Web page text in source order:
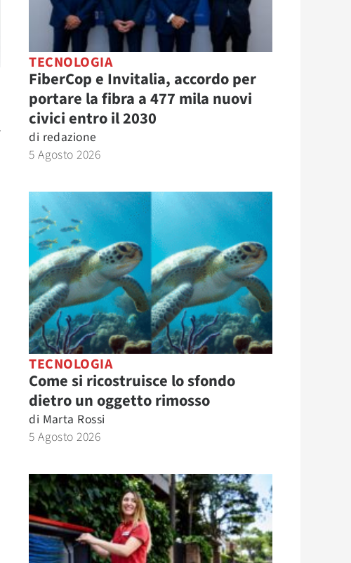
TECNOLOGIA
FiberCop e Invitalia, accordo per
portare la fibra a 477 mila nuovi
civici entro il 2030
di redazione
5 Agosto 2026
TECNOLOGIA
Come si ricostruisce lo sfondo
dietro un oggetto rimosso
di Marta Rossi
5 Agosto 2026